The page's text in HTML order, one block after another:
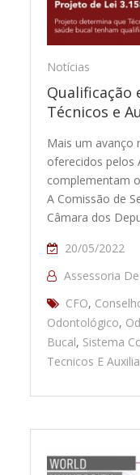
Notícias
Qualificação
Técnicos e
Mais um avanço
oferecidos pelos
complementam
A Comissão de
Câmara dos
20/05/2022
Assessoria
CFO,
Odontológico,
Bucal, Sistema
Tecnicos E